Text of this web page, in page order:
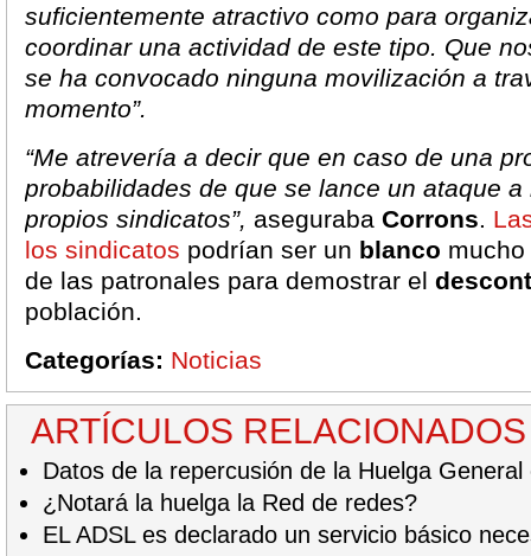
suficientemente atractivo como para
coordinar una actividad de este tipo. Que
se ha convocado ninguna movilización a
momento”.
“Me atrevería a decir que en caso de una
probabilidades de que se lance un ataque
propios sindicatos”, aseguraba Corrons.
los sindicatos podrían ser un blanco
de las patronales para demostrar el
población.
Categorías: Noticias
ARTÍCULOS RELACIONADOS
Datos de la repercusión de la Huelga
¿Notará la huelga la Red de redes?
EL ADSL es declarado un servicio básico